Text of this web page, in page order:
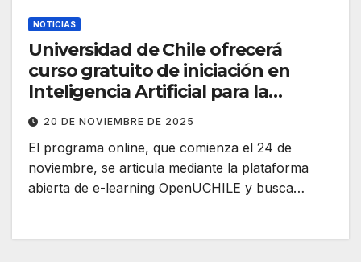
NOTICIAS
Universidad de Chile ofrecerá
curso gratuito de iniciación en
Inteligencia Artificial para la
ciudadanía
20 DE NOVIEMBRE DE 2025
El programa online, que comienza el 24 de
noviembre, se articula mediante la plataforma
abierta de e-learning OpenUCHILE y busca…